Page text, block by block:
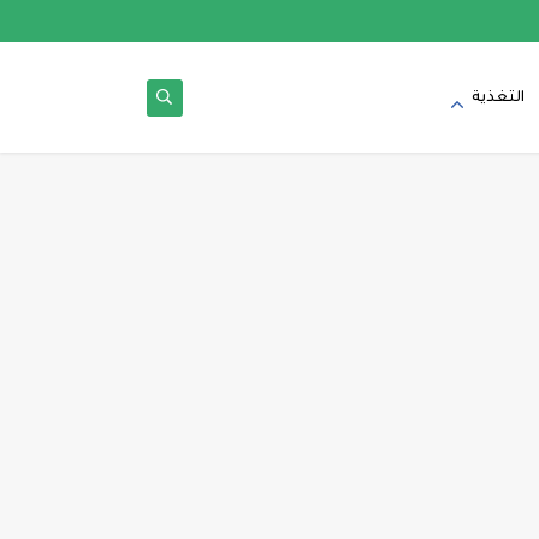
التغذية